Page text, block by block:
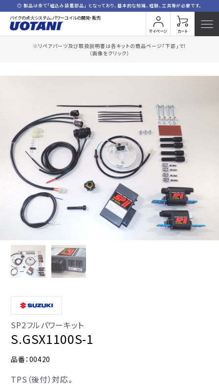
バイクの点火システム、パワーコイルの開発・販売
マイページ カート
◎ 製品は全て「組込み装着部品」 となっており、基本的な知識、経験、工具等が必要です。
※リペアパーツ及び取扱説明書は各キットの商品ページ「下部」で！
（画像をクリック）
全商品一覧 S.GSX1100S-1
SP2フルパワーキット
S.GSX1100S-1
品番：00420
TPS（後付）対応。